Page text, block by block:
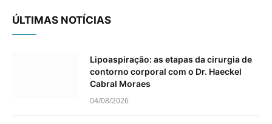
ÚLTIMAS NOTÍCIAS
Lipoaspiração: as etapas da cirurgia de
contorno corporal com o Dr. Haeckel
Cabral Moraes
04/08/2026